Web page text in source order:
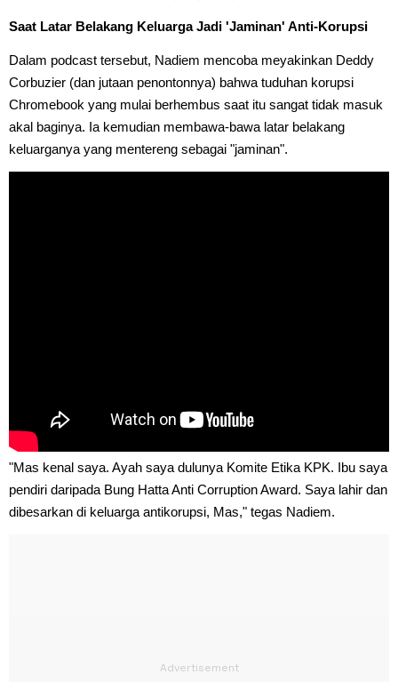
Saat Latar Belakang Keluarga Jadi 'Jaminan' Anti-Korupsi
Dalam podcast tersebut, Nadiem mencoba meyakinkan Deddy
Corbuzier (dan jutaan penontonnya) bahwa tuduhan korupsi
Chromebook yang mulai berhembus saat itu sangat tidak masuk
akal baginya. Ia kemudian membawa-bawa latar belakang
keluarganya yang mentereng sebagai "jaminan".
"Mas kenal saya. Ayah saya dulunya Komite Etika KPK. Ibu saya
pendiri daripada Bung Hatta Anti Corruption Award. Saya lahir dan
dibesarkan di keluarga antikorupsi, Mas," tegas Nadiem.